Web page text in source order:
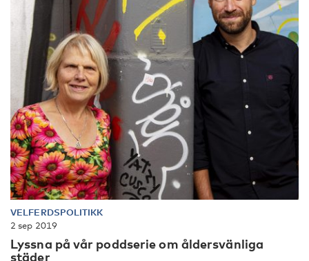
VELFERDSPOLITIKK
2 sep 2019
Lyssna på vår poddserie om åldersvänliga
städer